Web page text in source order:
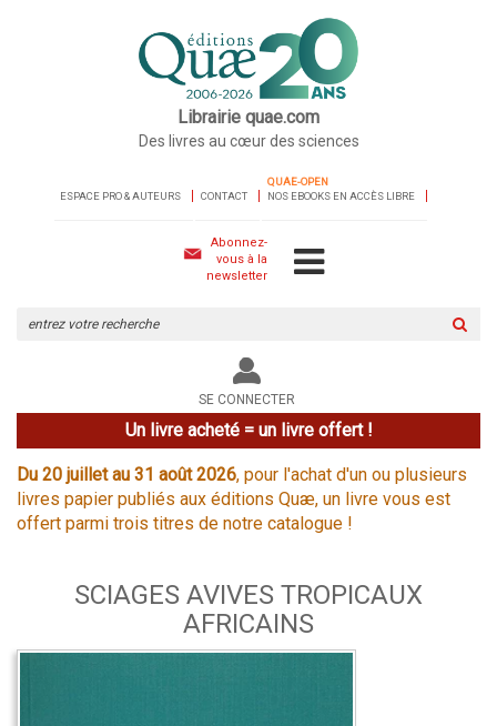
Librairie quae.com
Des livres au cœur des sciences
ESPACE PRO & AUTEURS CONTACT
QUAE-OPEN
NOS EBOOKS EN ACCÈS LIBRE
Abonnez-
vous à la
newsletter
le
site
SE CONNECTER
Un livre acheté = un livre offert !
Du 20 juillet au 31 août 2026, pour l'achat d'un ou plusieurs
livres papier publiés aux éditions Quæ, un livre vous est
offert parmi trois titres de notre catalogue !
SCIAGES AVIVES TROPICAUX
AFRICAINS